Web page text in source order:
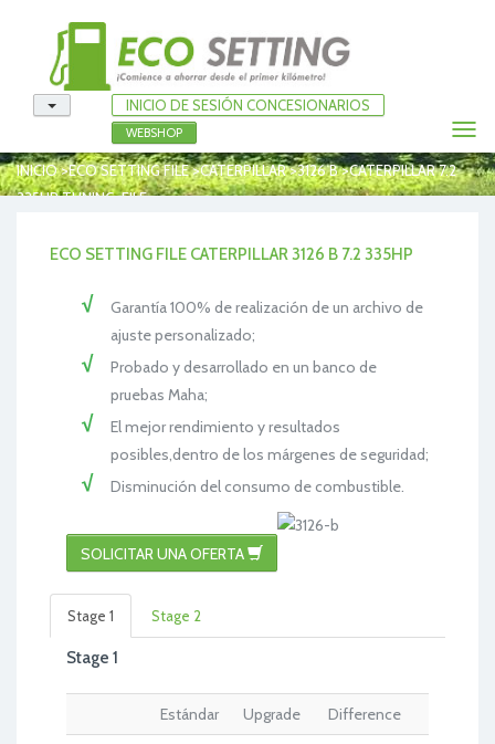
INICIO DE SESIÓN CONCESIONARIOS
WEBSHOP
INICIO>ECO SETTING FILE>CATERPILLAR>3126 B>CATERPILLAR 7.2
335HP TUNING-FILE
ECO SETTING FILE CATERPILLAR 3126 B 7.2 335HP
Garantía 100% de realización de un archivo de
ajuste personalizado;
Probado y desarrollado en un banco de
pruebas Maha;
El mejor rendimiento y resultados
posibles,dentro de los márgenes de seguridad;
Disminución del consumo de combustible.
SOLICITAR UNA OFERTA
Stage 1 Stage 2
Stage 1
Estándar Upgrade Difference